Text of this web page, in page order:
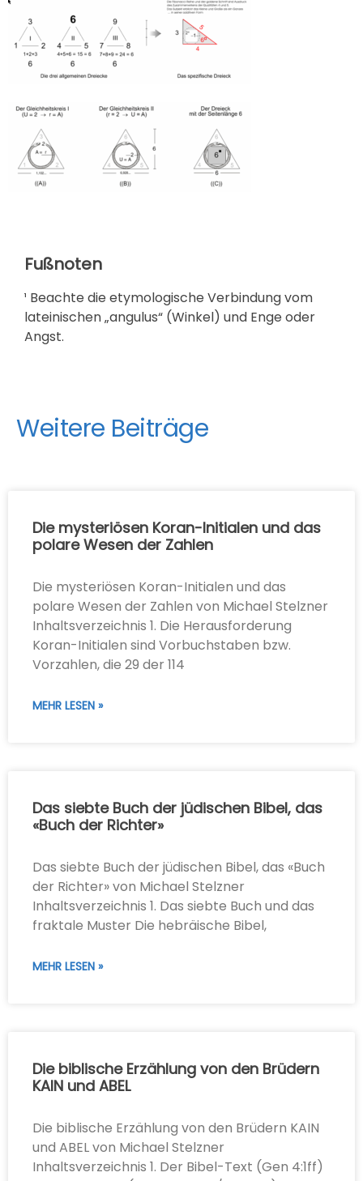
Fußnoten
¹ Beachte die etymologische Verbindung vom
lateinischen „angulus“ (Winkel) und Enge oder
Angst.
Weitere Beiträge
Die mysteriösen Koran-Initialen und das
polare Wesen der Zahlen
Die mysteriösen Koran-Initialen und das
polare Wesen der Zahlen von Michael Stelzner
Inhaltsverzeichnis 1. Die Herausforderung
Koran-Initialen sind Vorbuchstaben bzw.
Vorzahlen, die 29 der 114
MEHR LESEN »
Das siebte Buch der jüdischen Bibel, das
«Buch der Richter»
Das siebte Buch der jüdischen Bibel, das «Buch
der Richter» von Michael Stelzner
Inhaltsverzeichnis 1. Das siebte Buch und das
fraktale Muster Die hebräische Bibel,
MEHR LESEN »
Die biblische Erzählung von den Brüdern
KAIN und ABEL
Die biblische Erzählung von den Brüdern KAIN
und ABEL von Michael Stelzner
Inhaltsverzeichnis 1. Der Bibel-Text (Gen 4:1ff)